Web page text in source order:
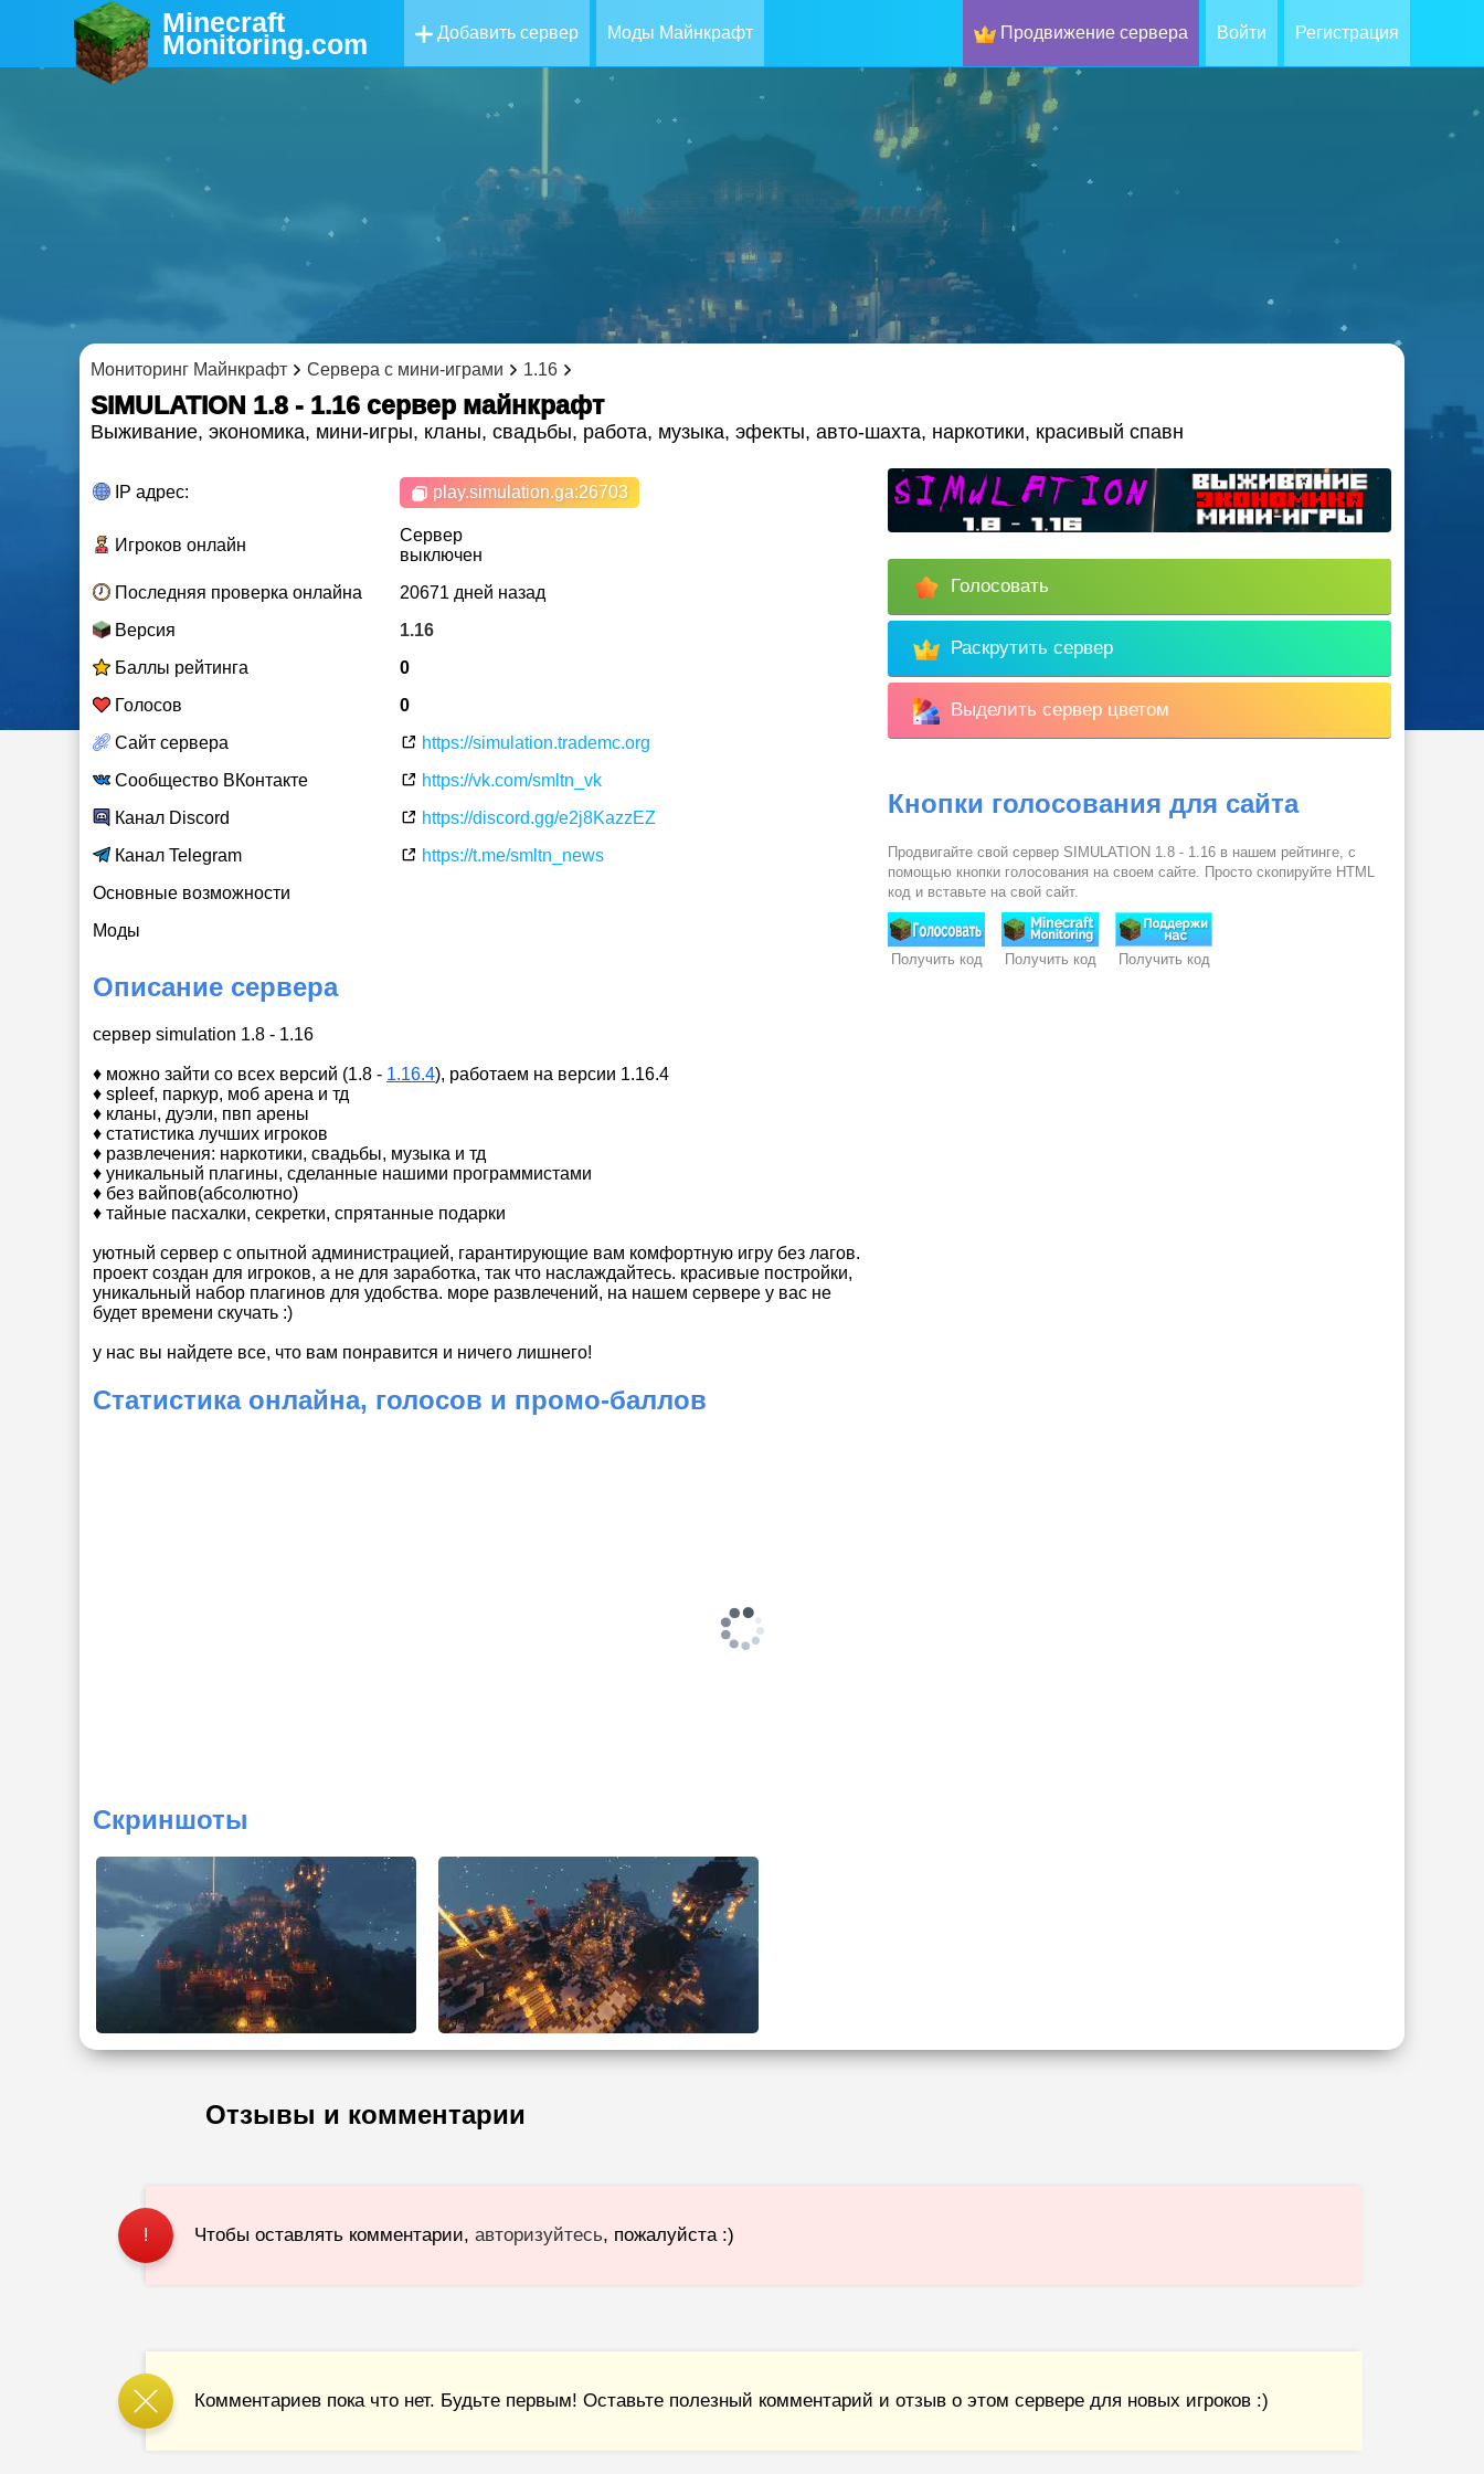
Minecraft
Monitoring.com Добавить сервер Моды Майнкрафт Продвижение сервера Войти Регистрация
Мониторинг Майнкрафт Сервера с мини-играми 1.16
SIMULATION 1.8 - 1.16 cервер майнкрафт
Выживание, экономика, мини-игры, кланы, свадьбы, работа, музыка, эфекты, авто-шахта, наркотики, красивый спавн
IP адрес: play.simulation.ga:26703
Игроков онлайн
Сервер
выключен
Последняя проверка онлайна
20671 дней назад
Версия
1.16
Баллы рейтинга
0
Голосов
0
Сайт сервера
https://simulation.trademc.org
Сообщество ВКонтакте
https://vk.com/smltn_vk
Канал Discord
https://discord.gg/e2j8KazzEZ
Канал Telegram
https://t.me/smltn_news
Основные возможности
Моды
Описание сервера
сервер simulation 1.8 - 1.16
♦ можно зайти со всех версий (1.8 - 1.16.4), работаем на версии 1.16.4
♦ spleef, паркур, моб арена и тд
♦ кланы, дуэли, пвп арены
♦ статистика лучших игроков
♦ развлечения: наркотики, свадьбы, музыка и тд
♦ уникальный плагины, сделанные нашими программистами
♦ без вайпов(абсолютно)
♦ тайные пасхалки, секретки, спрятанные подарки
уютный сервер с опытной администрацией, гарантирующие вам комфортную игру без лагов.
проект создан для игроков, а не для заработка, так что наслаждайтесь. красивые постройки,
уникальный набор плагинов для удобства. море развлечений, на нашем сервере у вас не
будет времени скучать :)
у нас вы найдете все, что вам понравится и ничего лишнего!
Статистика онлайна, голосов и промо-баллов
Голосовать
Раскрутить сервер
Выделить сервер цветом
Кнопки голосования для сайта
Продвигайте свой сервер SIMULATION 1.8 - 1.16 в нашем рейтинге, с
помощью кнопки голосования на своем сайте. Просто скопируйте HTML
код и вставьте на свой сайт.
Получить код Получить код Получить код
Скриншоты
Отзывы и комментарии
! Чтобы оставлять комментарии,авторизуйтесь, пожалуйста :)
Комментариев пока что нет. Будьте первым! Оставьте полезный комментарий и отзыв о этом сервере для новых игроков :)